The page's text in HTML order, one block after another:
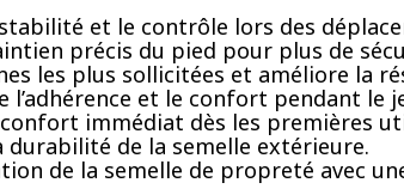
et le contrôle lors des
précis du pied pour plus de
les plus sollicitées et améliore la
l’adhérence et le confort pendant le
immédiat dès les premières
durabilité de la semelle extérieure.
de la semelle de propreté avec